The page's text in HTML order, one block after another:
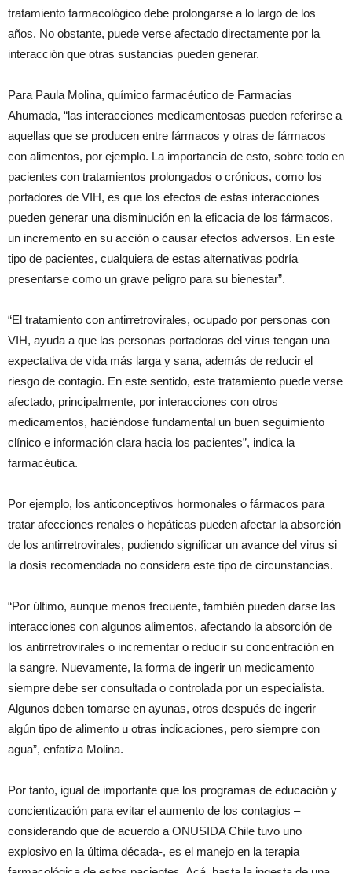
tratamiento farmacológico debe prolongarse a lo largo de los
años. No obstante, puede verse afectado directamente por la
interacción que otras sustancias pueden generar.
Para Paula Molina, químico farmacéutico de Farmacias
Ahumada, “las interacciones medicamentosas pueden referirse a
aquellas que se producen entre fármacos y otras de fármacos
con alimentos, por ejemplo. La importancia de esto, sobre todo en
pacientes con tratamientos prolongados o crónicos, como los
portadores de VIH, es que los efectos de estas interacciones
pueden generar una disminución en la eficacia de los fármacos,
un incremento en su acción o causar efectos adversos. En este
tipo de pacientes, cualquiera de estas alternativas podría
presentarse como un grave peligro para su bienestar”.
“El tratamiento con antirretrovirales, ocupado por personas con
VIH, ayuda a que las personas portadoras del virus tengan una
expectativa de vida más larga y sana, además de reducir el
riesgo de contagio. En este sentido, este tratamiento puede verse
afectado, principalmente, por interacciones con otros
medicamentos, haciéndose fundamental un buen seguimiento
clínico e información clara hacia los pacientes”, indica la
farmacéutica.
Por ejemplo, los anticonceptivos hormonales o fármacos para
tratar afecciones renales o hepáticas pueden afectar la absorción
de los antirretrovirales, pudiendo significar un avance del virus si
la dosis recomendada no considera este tipo de circunstancias.
“Por último, aunque menos frecuente, también pueden darse las
interacciones con algunos alimentos, afectando la absorción de
los antirretrovirales o incrementar o reducir su concentración en
la sangre. Nuevamente, la forma de ingerir un medicamento
siempre debe ser consultada o controlada por un especialista.
Algunos deben tomarse en ayunas, otros después de ingerir
algún tipo de alimento u otras indicaciones, pero siempre con
agua”, enfatiza Molina.
Por tanto, igual de importante que los programas de educación y
concientización para evitar el aumento de los contagios –
considerando que de acuerdo a ONUSIDA Chile tuvo uno
explosivo en la última década-, es el manejo en la terapia